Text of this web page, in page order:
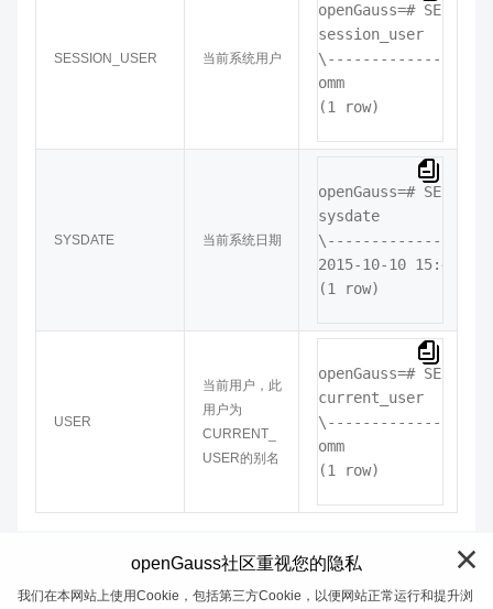
SESSION_USER 当前系统用户
openGauss=# SELECT
session_user
omm
(1 row)
SYSDATE 当前系统日期
openGauss=# SELECT
sysdate
2015-10-10 15:48:53
(1 row)
USER
当前用户，此
用户为
CURRENT_
USER的别名
openGauss=# SELECT
current_user
omm
(1 row)
openGauss社区重视您的隐私
我们在本网站上使用Cookie，包括第三方Cookie，以便网站正常运行和提升浏